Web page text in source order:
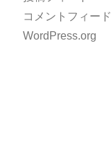
コメントフィード
WordPress.org